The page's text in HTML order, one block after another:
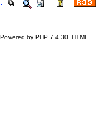
by PHP 7.4.30. HTML